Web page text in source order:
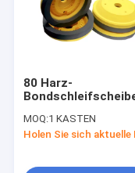
80 Harz-
die feine
Glasfertigung
MOQ:1 KASTEN